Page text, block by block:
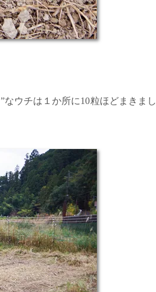
なウチは１か所に10粒ほどまきまし